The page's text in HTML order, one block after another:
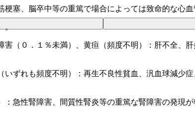
塞、脳卒中等の重篤で場合によっては致命的な心
（０．１％未満）、黄疸（頻度不明）：肝不全、
ずれも頻度不明）：再生不良性貧血、汎血球減少
急性腎障害、間質性腎炎等の重篤な腎障害の発現が